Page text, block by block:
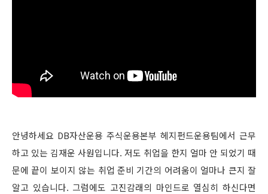
안녕하세요 DB자산운용 주식운용본부 헤지펀드운용팀에서 근무
하고 있는 김재운 사원입니다. 저도 취업을 한지 얼마 안 되었기 때
문에 끝이 보이지 않는 취업 준비 기간의 어려움이 얼마나 큰지 잘
알고 있습니다. 그럼에도 고진감래의 마인드로 열심히 하신다면